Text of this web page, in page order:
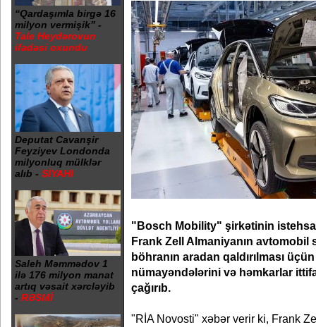
“Qardaşımla birgə 16
milyon vermişik” -
Tale Heydərovun
ifadəsi oxundu
Deputat Cavanşir
Feyziyev Londonda
milyonluq mülklər
alıb - SİYAHI
Saleh Məmmədov 1
ilə 176 milyon manat
artıq vəsait xərcləyib
- RƏSMİ
"Bosch Mobility" şirkətinin
Frank Zell Almaniyanın avtomobil
böhranın aradan qaldırılması
nümayəndələrini və həmkarlar
çağırıb.
"RİA Novosti" xəbər verir ki, Frank